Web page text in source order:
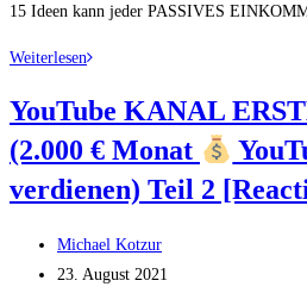
VIDEOBESCHREIBUNG
15 Ideen kann jeder PASSIVES
WeiterlesenOnline
verdienen:
Mit
15
Ideen
kann
YouTube KANAL
(2.000 € Monat
verdienen) Teil 2
Beitrags-
Autor:
Michael Kotzur
Beitrag
23. August 2021